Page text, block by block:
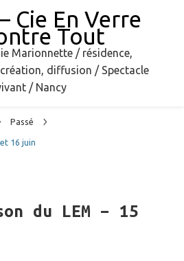
Cie En Verre
Tout
Marionnette / résidence,
diffusion / Spectacle
/ Nancy
Passé
16 juin
du LEM – 15